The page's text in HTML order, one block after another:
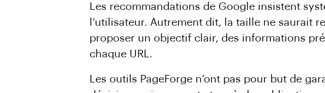
Les recommandations de Google insistent
l’utilisateur. Autrement dit, la taille ne saurait
proposer un objectif clair, des informations
chaque URL.
Les outils PageForge n’ont pas pour but de